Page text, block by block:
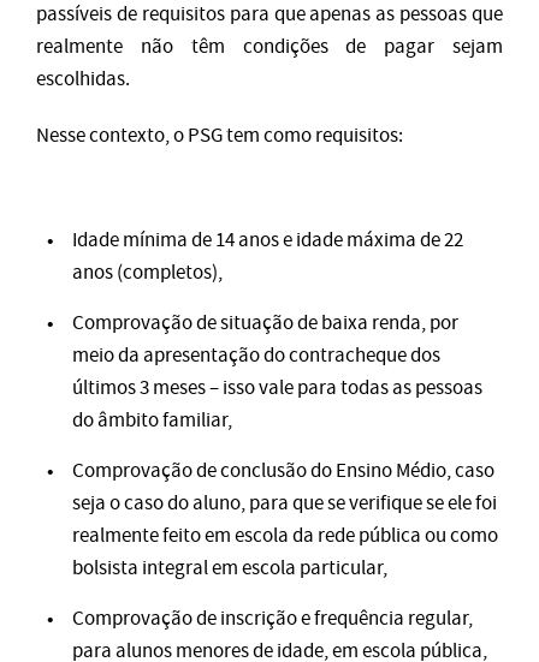
passíveis de requisitos para que apenas as pessoas que
realmente não têm condições de pagar sejam
escolhidas.
Nesse contexto, o PSG tem como requisitos:
Idade mínima de 14 anos e idade máxima de 22
anos (completos),
Comprovação de situação de baixa renda, por
meio da apresentação do contracheque dos
últimos 3 meses – isso vale para todas as pessoas
do âmbito familiar,
Comprovação de conclusão do Ensino Médio, caso
seja o caso do aluno, para que se verifique se ele foi
realmente feito em escola da rede pública ou como
bolsista integral em escola particular,
Comprovação de inscrição e frequência regular,
para alunos menores de idade, em escola pública,